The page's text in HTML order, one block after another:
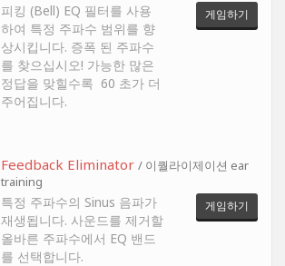
피킹 (Bell) EQ 필터를 사용
하여 특정 주파수 범위를 향
상시킵니다. 증폭 된 주파수
를 찾으십시오! 가능한 많은
정답을 맞힐수록 60 초가 더
주어집니다.
게임하기
Feedback Eliminator / 이퀄라이제이션 ear
training
특정 주파수의 Sinus 음파가
재생됩니다. 사운드를 제거할
올바른 주파수에서 EQ 밴드
를 선택합니다.
게임하기